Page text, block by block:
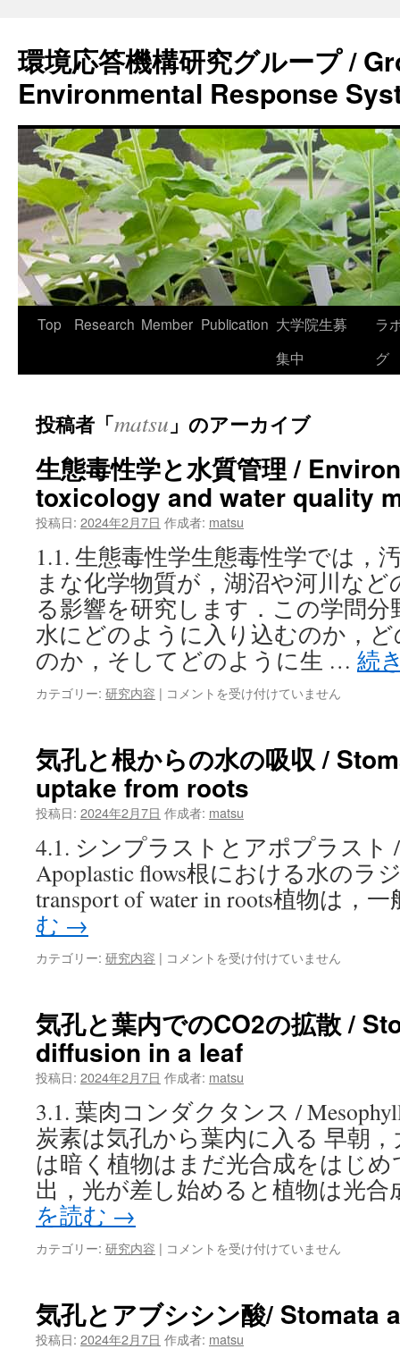
環境応答機構研究グループ /
Environmental Response
コ
ン
へ
ス
プ
Top Research Member Publication 大学院生募
集中
ラ
グ
投稿者「matsu 」のアーカイブ
生態毒性学と水質管理 /
toxicology and water quality
投稿日: 2024年2月7日 作成者: matsu
1.1. 生態毒性学生態毒性学では，
まな化学物質が，湖沼や河川な
る影響を研究します．この学問
水にどのように入り込むのか，
のか，そしてどのように生 … 続
カテゴリー: 研究内容 | 生
性
学
と
水
質
理
/
Environmental
toxicology
quality
コメントを受け付けていません
気孔と根からの水の吸収 /
uptake from roots
投稿日: 2024年2月7日 作成者: matsu
4.1. シンプラストとアポプラスト /
Apoplastic flows根における水のラ
transport of water in roots植物は，
む →
カテゴリー: 研究内容 | 気
か
ら
の
水
吸
収
/
Stomata
and
water
from
roots
コメントを受け付けていません
気孔と葉内でのCO2の拡散 /
diffusion in a leaf
投稿日: 2024年2月7日 作成者: matsu
3.1. 葉肉コンダクタンス /
炭素は気孔から葉内に入る 早朝
は暗く植物はまだ光合成をはじ
出，光が差し始めると植物は光
を読む →
カテゴリー: 研究内容 | 気
内
で
コメントを受け付けていません
気孔とアブシシン酸/ Stomata
投稿日: 2024年2月7日 作成者: matsu